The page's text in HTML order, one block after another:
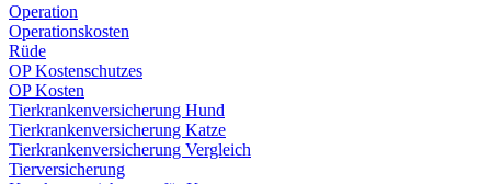
Operation
Operationskosten
Rüde
OP Kostenschutzes
OP Kosten
Tierkrankenversicherung Hund
Tierkrankenversicherung Katze
Tierkrankenversicherung Vergleich
Tierversicherung